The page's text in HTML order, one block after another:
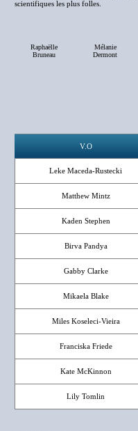
scientifiques les plus folles.
Raphaëlle
Bruneau
Mélanie
Dermont
V.O
Leke Maceda-Rustecki
Matthew Mintz
Kaden Stephen
Birva Pandya
Gabby Clarke
Mikaela Blake
Miles Koseleci-Vieira
Franciska Friede
Kate McKinnon
Lily Tomlin